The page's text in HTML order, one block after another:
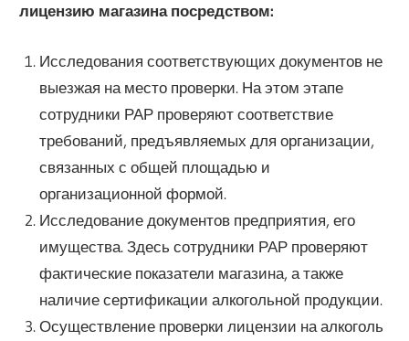
лицензию магазина посредством:
Исследования соответствующих документов не
выезжая на место проверки. На этом этапе
сотрудники РАР проверяют соответствие
требований, предъявляемых для организации,
связанных с общей площадью и
организационной формой.
Исследование документов предприятия, его
имущества. Здесь сотрудники РАР проверяют
фактические показатели магазина, а также
наличие сертификации алкогольной продукции.
Осуществление проверки лицензии на алкоголь